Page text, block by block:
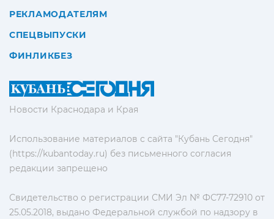
Новости Краснодара и Края
Использование материалов с сайта "Кубань Сегодня"
(https://kubantoday.ru) без письменного согласия
редакции запрещено
Свидетельство о регистрации СМИ Эл № ФС77-72910 от
25.05.2018, выдано Федеральной службой по надзору в
РЕКЛАМОДАТЕЛЯМ
СПЕЦВЫПУСКИ
ФИНЛИКБЕЗ